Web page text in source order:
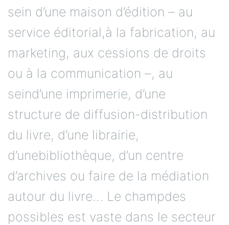
sein d’une maison d’édition – au
service éditorial,à la fabrication, au
marketing, aux cessions de droits
ou à la communication –, au
seind’une imprimerie, d’une
structure de diffusion-distribution
du livre, d’une librairie,
d’unebibliothèque, d’un centre
d’archives ou faire de la médiation
autour du livre… Le champdes
possibles est vaste dans le secteur